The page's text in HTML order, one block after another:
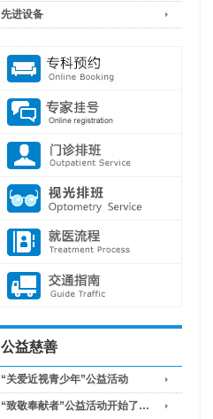
先进设备
公益慈善
“关爱近视青少年”公益活动
“致敬奉献者”公益活动开始了…